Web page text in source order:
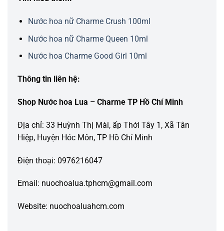
Nước hoa nữ Charme Crush 100ml
Nước hoa nữ Charme Queen 10ml
Nước hoa Charme Good Girl 10ml
Thông tin liên hệ:
Shop Nước hoa Lua – Charme TP Hồ Chí Minh
Địa chỉ: 33 Huỳnh Thị Mài, ấp Thới Tây 1, Xã Tân
Hiệp, Huyện Hóc Môn, TP Hồ Chí Minh
Điện thoại: 0976216047
Email: nuochoalua.tphcm@gmail.com
Website: nuochoaluahcm.com